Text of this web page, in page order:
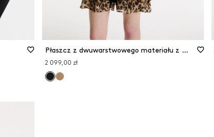
Płaszcz z dwuwarstwowego materiału z mieszanki wełny
2 099,00 zł